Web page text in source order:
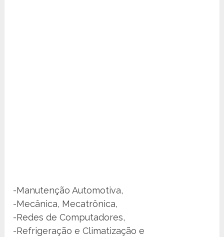
-Manutenção Automotiva,
-Mecânica, Mecatrônica,
-Redes de Computadores,
-Refrigeração e Climatização e